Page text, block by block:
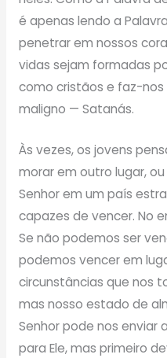
é apenas lendo a
penetrar em nossos
vidas sejam formadas
como cristãos e faz-
maligno — Satanás.
Às vezes, os jovens
morar em outro lugar,
Senhor em um país
capazes de vencer. No
Se não podemos ser
podemos vencer em
circunstâncias que nos
mas nosso estado de
Senhor pode nos enviar
para Ele, mas primeiro